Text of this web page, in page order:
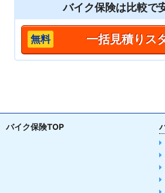
バイク保険は比較で
一括見積りス
バイク保険TOP